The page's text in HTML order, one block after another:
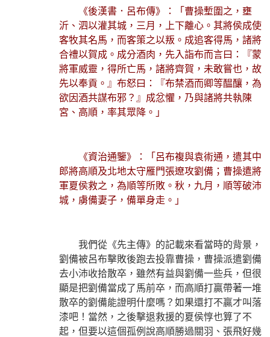
《後漢書．呂布傳》：「曹操塹圍之，壅
沂、泗以灌其城，三月，上下離心。其將侯成使
客牧其名馬，而客策之以叛。成追客得馬，諸將
合禮以賀成。成分酒肉，先入詣布而言曰：『蒙
將軍威靈，得所亡馬，諸將齊賀，未敢嘗也，故
先以奉貢。』布怒曰：『布禁酒而卿等醖釀，為
欲因酒共謀布邪？』成忿懼，乃與諸將共執陳
宮、高順，率其眾降。」
《資治通鑒》：「呂布複與袁術通，遣其中
郎將高順及北地太守雁門張遼攻劉備；曹操遣將
軍夏侯救之，為順等所敗。秋，九月，順等破沛
城，虜備妻子，備單身走。」
我們從《先主傳》的記載來看當時的背景，
劉備被呂布擊敗後跑去投靠曹操，曹操派遣劉備
去小沛收拾散卒，雖然有益與劉備一些兵，但很
顯是把劉備當成了馬前卒，而高順打贏帶著一堆
散卒的劉備能證明什麼嗎？如果還打不贏才叫落
漆吧！當然，之後擊退救援的夏侯惇也算了不
起，但要以這個孤例說高順勝過關羽、張飛好幾